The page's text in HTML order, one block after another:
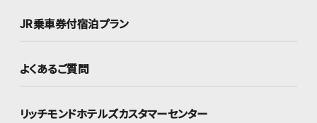
JR乗車券付宿泊プラン
よくあるご質問
リッチモンドホテルズカスタマーセンター